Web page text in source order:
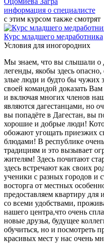
информация о специалисте
с этим курсом также смотрят
Курс младшего медработника
Условия для иногородних
Мы знаем, что вы слышали о
легенды, якобы здесь
злые люди и будто бы чужих
своей командой доказать
и включая многих членов
являются дагестанцами, но
вы попадёте в Дагестан, вы
хорошие и добрые люди!
обожают угощать приезжих
блюдами! В республике
традициям и это вызывает
жителям! Здесь почитают
здесь встречают как своих
ученики с разных городов и
восторга от местных
предоставляем квартиру
со всеми удобствами,
нашего центра,что очень
новые друзья, будущее
обучиться, но и посмотреть
красивых мест у нас очень